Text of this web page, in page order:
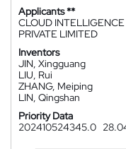
Applicants **
CLOUD
PRIVATE LIMITED
Inventors
JIN, Xingguang
LIU, Rui
ZHANG, Meiping
LIN, Qingshan
Priority Data
202410524345.0